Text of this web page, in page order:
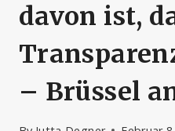
davon ist,
– Brüssel